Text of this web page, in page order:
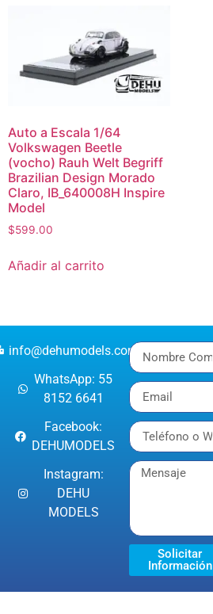
Auto a Escala 1/64
Volkswagen Beetle
(vocho) Rauh Welt Begriff
Brazilian Design Morado
Claro, IB_640008H Inspire
Model
$599.00
Añadir al carrito
info@dehumodels.com
WhatsApp: 55
8152 6641
Facebook:
DEHUMODELS
Instagram:
DEHU
MODELS
Solicitar
Información